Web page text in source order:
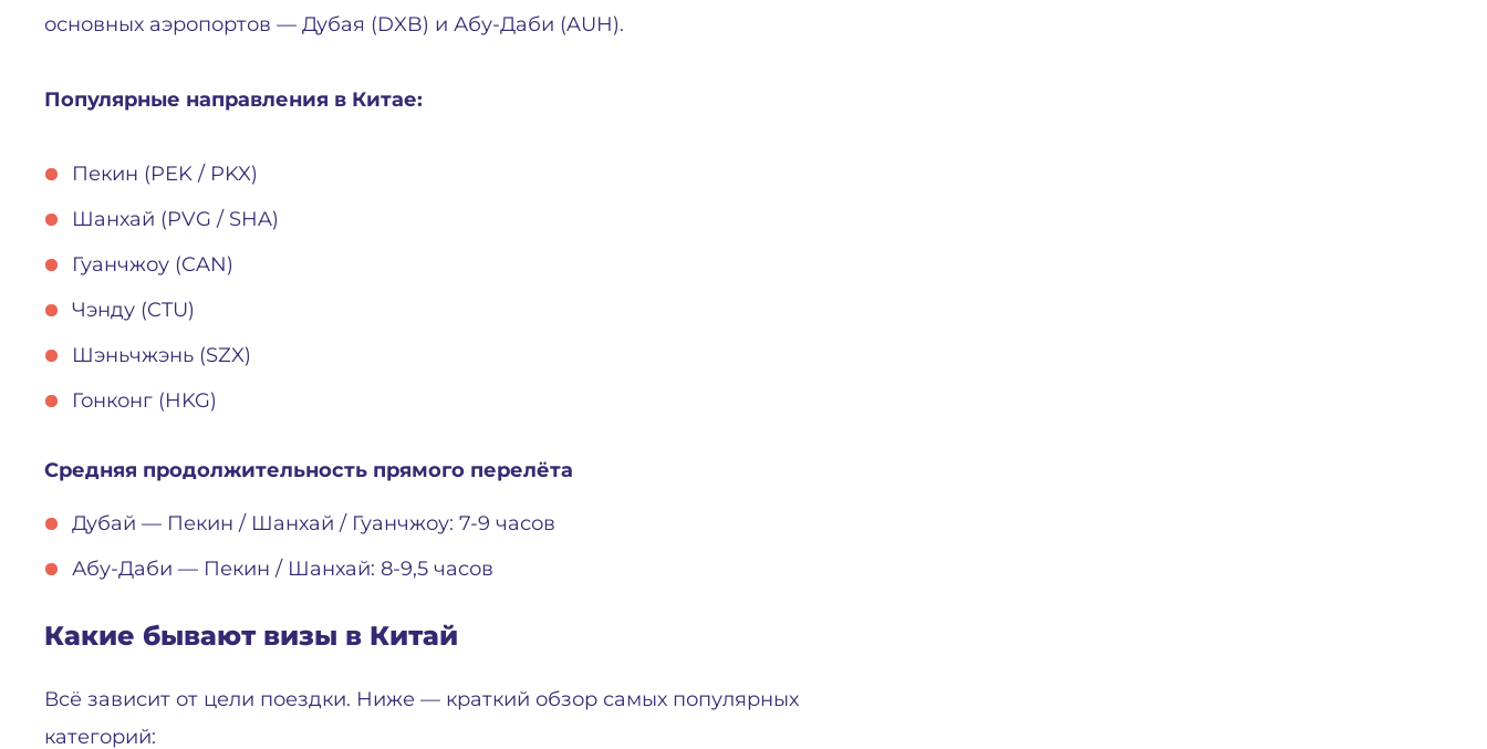
основных аэропортов — Дубая (DXB) и Абу-Даби (AUH).
Популярные направления в Китае:
Пекин (PEK / PKX)
Шанхай (PVG / SHA)
Гуанчжоу (CAN)
Чэнду (CTU)
Шэньчжэнь (SZX)
Гонконг (HKG)
Средняя продолжительность прямого перелёта
Дубай — Пекин / Шанхай / Гуанчжоу: 7-9 часов
Абу-Даби — Пекин / Шанхай: 8-9,5 часов
Какие бывают визы в Китай
Всё зависит от цели поездки. Ниже — краткий обзор самых популярных
категорий: